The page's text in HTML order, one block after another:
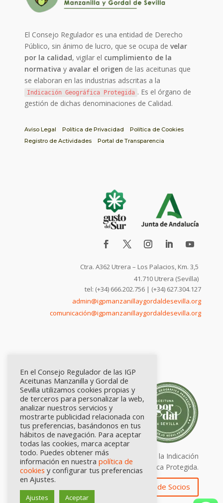
El Consejo Regulador es una entidad de Derecho
Público, sin ánimo de lucro, que se ocupa develar
por la calidad, vigilar el cumplimiento de la
normativa y avalar el origen de las aceitunas que
se elaboran en las industrias adscritas a la
Indicación Geográfica Protegida . Es el órgano de
gestión de dichas denominaciones de Calidad.
Aviso Legal Política de Privacidad
Política de Cookies
Registro de Actividades
Portal de Transparencia
Ctra. A362 Utrera – Los Palacios, Km. 3,5
41.710 Utrera (Sevilla)
tel: (+34) 666.202.756 | (+34) 627.304.127
admin@igpmanzanillaygordaldesevilla.org
comunicación@igpmanzanillaygordaldesevilla.org
Calidad certificada por Origen. Sellos de la Indicación
Geográfica Protegida.
Zona de Socios
En el Consejo Regulador de las IGP
Aceitunas Manzanilla y Gordal de
Sevilla utilizamos cookies propias y
de terceros para personalizar la web,
analizar nuestros servicios y
mostrarte publicidad relacionada con
tus preferencias, basándonos en tus
hábitos de navegación. Para aceptar
todas las cookies, marca aceptar
todo. Puedes obtener más
información en nuestra política de
cookies y configurar tus preferencias
en Ajustes.
Ajustes Aceptar